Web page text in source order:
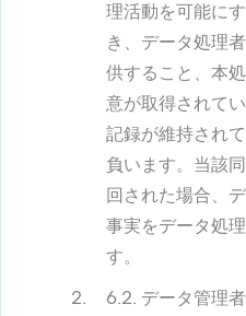
理活動を可能に
き、データ処理
供すること、本
意が取得されて
記録が維持され
負います。当該
回された場合、
事実をデータ処
す。
6.2. データ管理